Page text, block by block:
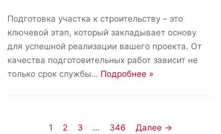
Подготовка участка к строительству – это
ключевой этап, который закладывает основу
для успешной реализации вашего проекта. От
качества подготовительных работ зависит не
только срок службы… Подробнее »
1 2 3 … 346 Далее →